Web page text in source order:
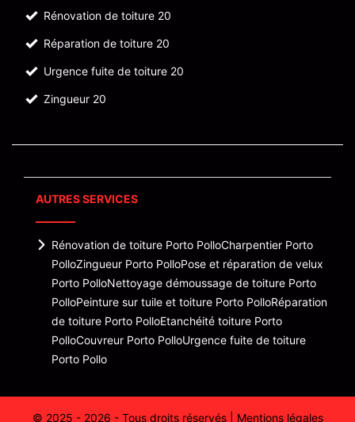
Rénovation de toiture 20
Réparation de toiture 20
Urgence fuite de toiture 20
Zingueur 20
AUTRES SERVICES
Rénovation de toiture Porto PolloCharpentier Porto
PolloZingueur Porto PolloPose et réparation de velux
Porto PolloNettoyage démoussage de toiture Porto
PolloPeinture sur tuile et toiture Porto PolloRéparation
de toiture Porto PolloEtanchéité toiture Porto
PolloCouvreur Porto PolloUrgence fuite de toiture
Porto Pollo
© 2025 - 2026 - Tous droits réservés | Mentions légales